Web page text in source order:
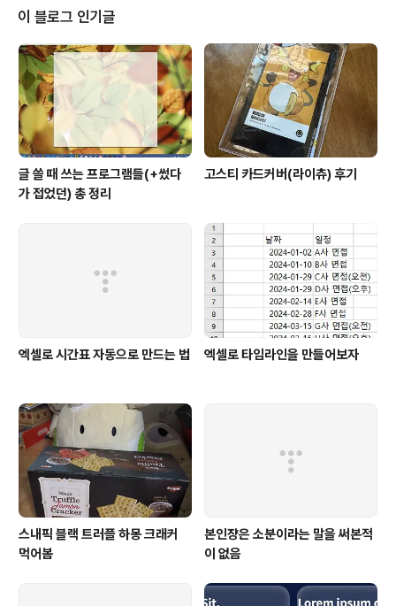
이 블로그 인기글
글 쓸 때 쓰는 프로그램들(+썼다
가 접었던) 총 정리
고스티 카드커버(라이츄) 후기
엑셀로 시간표 자동으로 만드는 법 엑셀로 타임라인을 만들어보자
스내픽 블랙 트러플 하몽 크래커
먹어봄
본인쟝은 소분이라는 말을 써본적
이 없음